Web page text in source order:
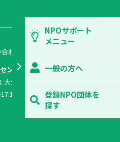
NPOサポート
メニュー
一般の方へ
登録NPO団体を
探す
わせ 】
ンター
大分県総合社会福祉会館内
）FAX:(097)558-1296